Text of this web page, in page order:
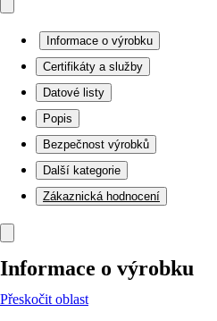
Informace o výrobku
Certifikáty a služby
Datové listy
Popis
Bezpečnost výrobků
Další kategorie
Zákaznická hodnocení
Informace o výrobku
Přeskočit oblast